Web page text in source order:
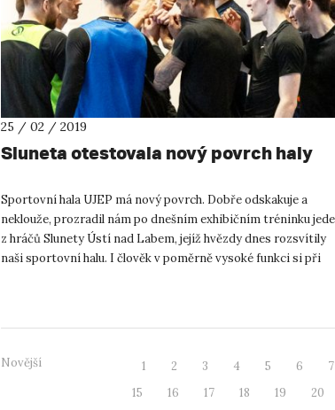
25 / 02 / 2019
Sluneta otestovala nový povrch haly
Sportovní hala UJEP má nový povrch. Dobře odskakuje a
neklouže, prozradil nám po dnešním exhibičním tréninku
z hráčů Slunety Ústí nad Labem, jejíž hvězdy dnes rozsvítily
naši sportovní halu. I člověk v poměrně vysoké funkci si při
Novější 1 2 3 4 5 6 7
15
16 17 18 19 20